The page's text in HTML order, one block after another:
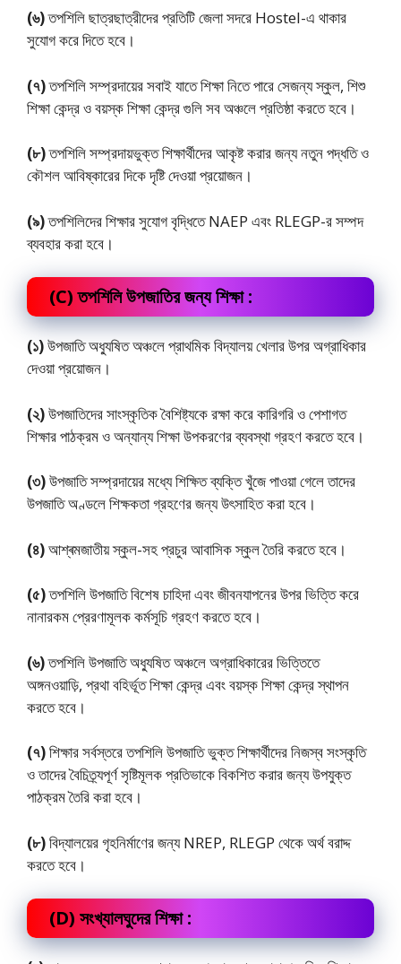
(৬)তপশিলি ছাত্রছাত্রীদের প্রতিটি জেলা সদরে Hostel-এ থাকার
সুযোগ করে দিতে হবে।
(৭)তপশিলি সম্প্রদায়ের সবাই যাতে শিক্ষা নিতে পারে সেজন্য স্কুল, শিশু
শিক্ষা কেন্দ্র ও বয়স্ক শিক্ষা কেন্দ্র গুলি সব অঞ্চলে প্রতিষ্ঠা করতে হবে।
(৮)তপশিলি সম্প্রদায়ভুক্ত শিক্ষার্থীদের আকৃষ্ট করার জন্য নতুন পদ্ধতি ও
কৌশল আবিষ্কারের দিকে দৃষ্টি দেওয়া প্রয়োজন।
(৯)তপশিলিদের শিক্ষার সুযোগ বৃদ্ধিতে NAEP এবং RLEGP-র সম্পদ
ব্যবহার করা হবে।
(C) তপশিলি উপজাতির জন্য শিক্ষা :
(১)উপজাতি অধ্যুষিত অঞ্চলে প্রাথমিক বিদ্যালয় খেলার উপর অগ্রাধিকার
দেওয়া প্রয়োজন।
(২)উপজাতিদের সাংস্কৃতিক বৈশিষ্ট্যকে রক্ষা করে কারিগরি ও পেশাগত
শিক্ষার পাঠক্রম ও অন্যান্য শিক্ষা উপকরণের ব্যবস্থা গ্রহণ করতে হবে।
(৩)উপজাতি সম্প্রদায়ের মধ্যে শিক্ষিত ব্যক্তি খুঁজে পাওয়া গেলে তাদের
উপজাতি অণ্ডলে শিক্ষকতা গ্রহণের জন্য উৎসাহিত করা হবে।
(৪)আশ্ৰমজাতীয় স্কুল-সহ প্রচুর আবাসিক স্কুল তৈরি করতে হবে।
(৫)তপশিলি উপজাতি বিশেষ চাহিদা এবং জীবনযাপনের উপর ভিত্তি করে
নানারকম প্রেরণামূলক কর্মসূচি গ্রহণ করতে হবে।
(৬)তপশিলি উপজাতি অধ্যুষিত অঞ্চলে অগ্রাধিকারের ভিত্তিতে
অঙ্গনওয়াড়ি, প্রথা বহির্ভূত শিক্ষা কেন্দ্র এবং বয়স্ক শিক্ষা কেন্দ্র স্থাপন
করতে হবে।
(৭)শিক্ষার সর্বস্তরে তপশিলি উপজাতি ভুক্ত শিক্ষার্থীদের নিজস্ব সংস্কৃতি
ও তাদের বৈচিত্র্যপূর্ণ সৃষ্টিমূলক প্রতিভাকে বিকশিত করার জন্য উপযুক্ত
পাঠক্রম তৈরি করা হবে।
(৮)বিদ্যালয়ের গৃহনির্মাণের জন্য NREP, RLEGP থেকে অর্থ বরাদ্দ
করতে হবে।
(D) সংখ্যালঘুদের শিক্ষা :